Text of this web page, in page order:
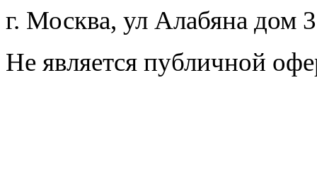
г. Москва, ул Алабяна дом
Не является публичной